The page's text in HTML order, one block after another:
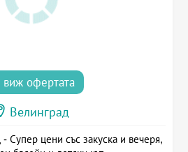
виж офертата
Велинград
Супер цени със закуска и вечеря,